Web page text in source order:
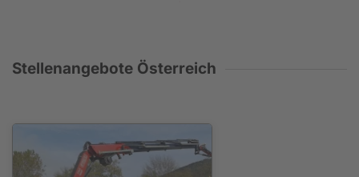
Stellenangebote Österreich